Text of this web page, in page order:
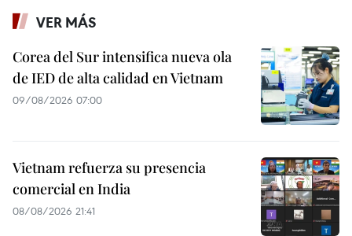
VER MÁS
Corea del Sur intensifica nueva ola
de IED de alta calidad en Vietnam
09/08/2026 07:00
Vietnam refuerza su presencia
comercial en India
08/08/2026 21:41